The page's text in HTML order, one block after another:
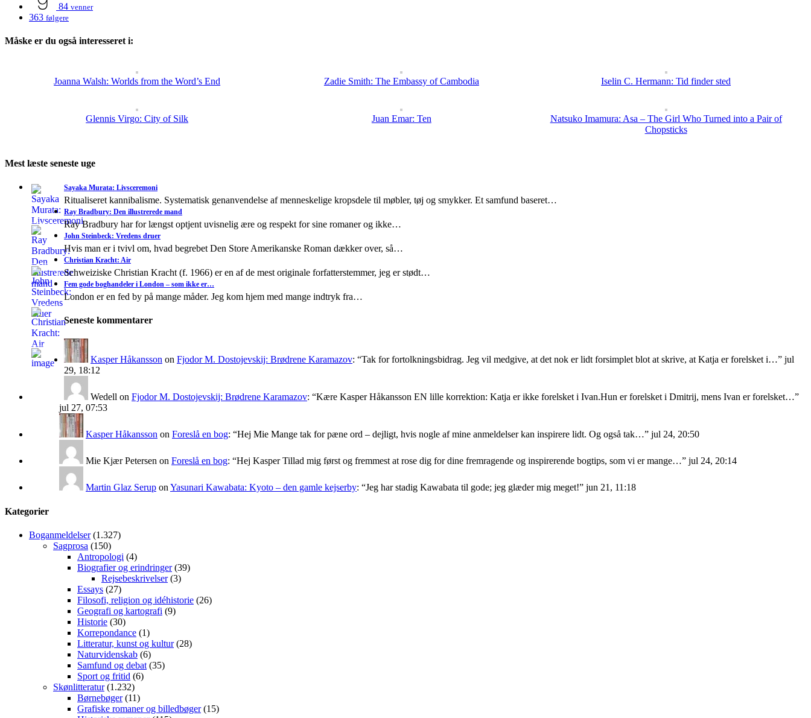
84 venner
363 følgere
Måske er du også interesseret i:
Joanna Walsh: Worlds from the Word’s End Zadie Smith: The Embassy of Cambodia Iselin C. Hermann: Tid finder sted
Glennis Virgo: City of Silk Juan Emar: Ten
Natsuko Imamura: Asa – The Girl Who Turned into a Pair of
Chopsticks
Mest læste seneste uge
Sayaka Murata: Livsceremoni
Ritualiseret kannibalisme. Systematisk genanvendelse af menneskelige kropsdele til møbler, tøj og smykker. Et samfund baseret…
Ray Bradbury: Den illustrerede mand
Ray Bradbury har for længst optjent uvisnelig ære og respekt for sine romaner og ikke…
John Steinbeck: Vredens druer
Hvis man er i tvivl om, hvad begrebet Den Store Amerikanske Roman dækker over, så…
Christian Kracht: Air
Schweiziske Christian Kracht (f. 1966) er en af de mest originale forfatterstemmer, jeg er stødt…
Fem gode boghandeler i London – som ikke er…
London er en fed by på mange måder. Jeg kom hjem med mange indtryk fra…
Seneste kommentarer
Kasper Håkansson on Fjodor M. Dostojevskij: Brødrene Karamazov: “Tak for fortolkningsbidrag. Jeg vil medgive, at det nok er lidt forsimplet blot at skrive, at Katja er forelsket i…” jul
29, 18:12
Wedell on Fjodor M. Dostojevskij: Brødrene Karamazov: “Kære Kasper Håkansson EN lille korrektion: Katja er ikke forelsket i Ivan.Hun er forelsket i Dmitrij, mens Ivan er forelsket…”
jul 27, 07:53
Kasper Håkansson on Foreslå en bog: “Hej Mie Mange tak for pæne ord – dejligt, hvis nogle af mine anmeldelser kan inspirere lidt. Og også tak…” jul 24, 20:50
Mie Kjær Petersen on Foreslå en bog: “Hej Kasper Tillad mig først og fremmest at rose dig for dine fremragende og inspirerende bogtips, som vi er mange…” jul 24, 20:14
Martin Glaz Serup onYasunari Kawabata: Kyoto – den gamle kejserby: “Jeg har stadig Kawabata til gode; jeg glæder mig meget!” jun 21, 11:18
Kategorier
Boganmeldelser(1.327)
Sagprosa (150)
Antropologi (4)
Biografier og erindringer(39)
Rejsebeskrivelser(3)
Essays (27)
Filosofi, religion og idéhistorie (26)
Geografi og kartografi (9)
Historie (30)
Korrepondance (1)
Litteratur, kunst og kultur(28)
Naturvidenskab (6)
Samfund og debat (35)
Sport og fritid (6)
Skønlitteratur(1.232)
Børnebøger(11)
Grafiske romaner og billedbøger(15)